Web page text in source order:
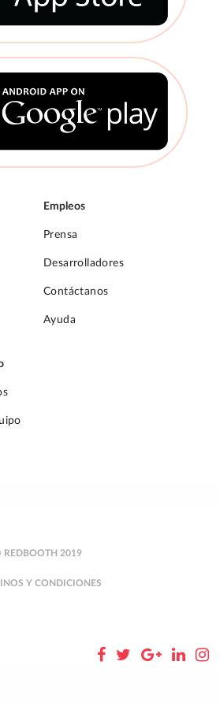
Empleos
Prensa
Desarrolladores
Contáctanos
Ayuda
REDBOOTH 2019
Y CONDICIONES